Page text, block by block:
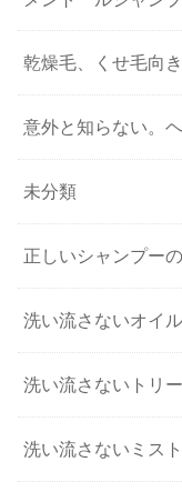
乾燥毛、くせ毛向き
意外と知らない。
未分類
正しいシャンプー
洗い流さないオイ
洗い流さないトリ
洗い流さないミス